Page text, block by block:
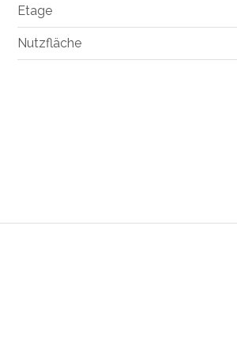
Etage
Nutzfläche